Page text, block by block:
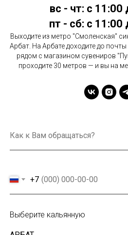
вс - чт: с 11:00
пт - сб: с 11:00
Выходите из метро "Смоленская"
Арбат. На Арбате доходите до
рядом с магазином сувениров
проходите 30 метров — и вы на
+7
Выберите кальянную